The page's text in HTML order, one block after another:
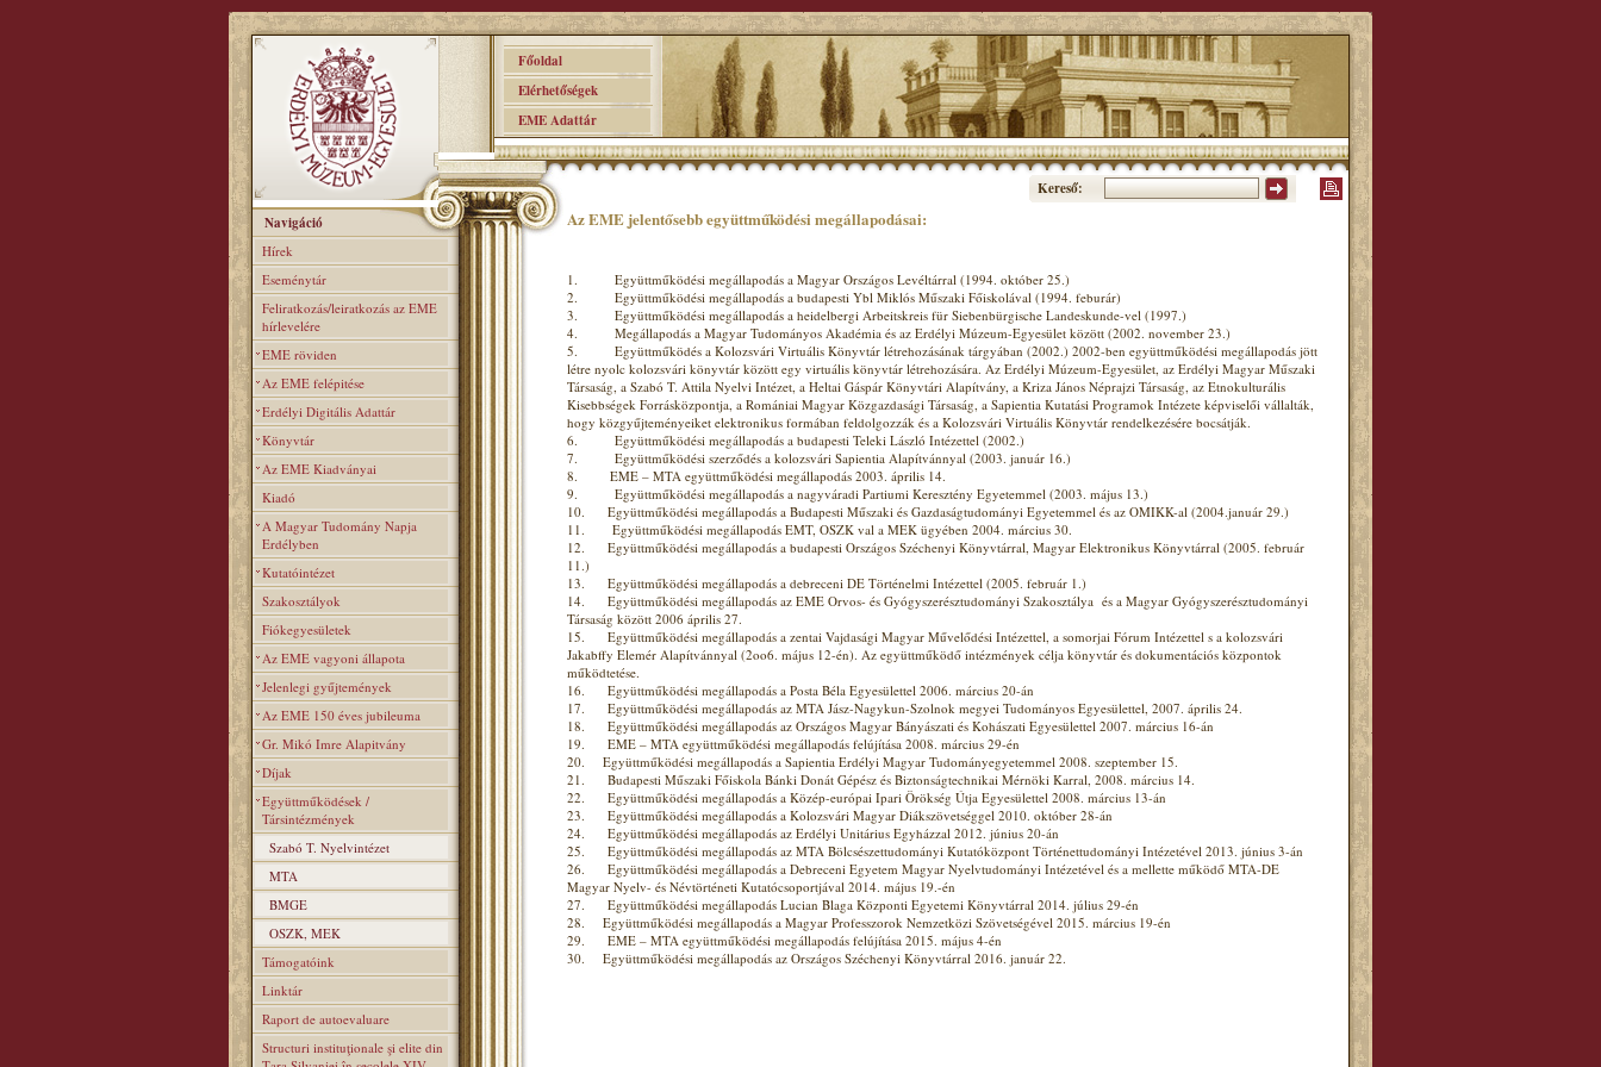
Főoldal
Elérhetőségek
EME Adattár
Kereső:
Navigáció
Hírek
Eseménytár
Feliratkozás/leiratkozás az EME
hírlevelére
EME röviden
Az EME felépitése
Erdélyi Digitális Adattár
Könyvtár
Az EME Kiadványai
Kiadó
A Magyar Tudomány Napja
Erdélyben
Kutatóintézet
Szakosztályok
Fiókegyesületek
Az EME vagyoni állapota
Jelenlegi gyűjtemények
Az EME 150 éves jubileuma
Gr. Mikó Imre Alapitvány
Díjak
Együttműködések /
Társintézmények
Szabó T. Nyelvintézet
MTA
BMGE
OSZK, MEK
Támogatóink
Linktár
Raport de autoevaluare
Structuri instituţionale şi elite din
Az EME jelentősebb együttműködési megállapodásai:
1. Együttműködési megállapodás a Magyar Országos Levéltárral (1994. október 25.)
2. Együttműködési megállapodás a budapesti Ybl Miklós Műszaki Főiskolával (1994. feburár)
3. Együttműködési megállapodás a heidelbergi Arbeitskreis für Siebenbürgische Landeskunde-vel (1997.)
4. Megállapodás a Magyar Tudományos Akadémia és az Erdélyi Múzeum-Egyesület között (2002. november 23.)
5. Együttműködés a Kolozsvári Virtuális Könyvtár létrehozásának tárgyában (2002.) 2002-ben együttműködési megállapodás jött
létre nyolc kolozsvári könyvtár között egy virtuális könyvtár létrehozására. Az Erdélyi Múzeum-Egyesület, az Erdélyi Magyar Műszaki
Társaság, a Szabó T. Attila Nyelvi Intézet, a Heltai Gáspár Könyvtári Alapítvány, a Kriza János Néprajzi Társaság, az Etnokulturális
Kisebbségek Forrásközpontja, a Romániai Magyar Közgazdasági Társaság, a Sapientia Kutatási Programok Intézete képviselői vállalták,
hogy közgyűjteményeiket elektronikus formában feldolgozzák és a Kolozsvári Virtuális Könyvtár rendelkezésére bocsátják.
6. Együttműködési megállapodás a budapesti Teleki László Intézettel (2002.)
7. Együttműködési szerződés a kolozsvári Sapientia Alapítvánnyal (2003. január 16.)
8. EME – MTA együttműködési megállapodás 2003. április 14.
9. Együttműködési megállapodás a nagyváradi Partiumi Keresztény Egyetemmel (2003. május 13.)
10. Együttműködési megállapodás a Budapesti Műszaki és Gazdaságtudományi Egyetemmel és az OMIKK-al (2004.január 29.)
11. Együttműködési megállapodás EMT, OSZK val a MEK ügyében 2004. március 30.
12. Együttműködési megállapodás a budapesti Országos Széchenyi Könyvtárral, Magyar Elektronikus Könyvtárral (2005. február
11.)
13. Együttműködési megállapodás a debreceni DE Történelmi Intézettel (2005. február 1.)
14. Együttműködési megállapodás az EME Orvos- és Gyógyszerésztudományi Szakosztálya és a Magyar Gyógyszerésztudományi
Társaság között 2006 április 27.
15. Együttműködési megállapodás a zentai Vajdasági Magyar Művelődési Intézettel, a somorjai Fórum Intézettel s a kolozsvári
Jakabffy Elemér Alapítvánnyal (2oo6. május 12-én). Az együttműködő intézmények célja könyvtár és dokumentációs központok
működtetése.
16. Együttműködési megállapodás a Posta Béla Egyesülettel 2006. március 20-án
17. Együttműködési megállapodás az MTA Jász-Nagykun-Szolnok megyei Tudományos Egyesülettel, 2007. április 24.
18. Együttműködési megállapodás az Országos Magyar Bányászati és Kohászati Egyesülettel 2007. március 16-án
19. EME – MTA együttműködési megállapodás felújítása 2008. március 29-én
20. Együttműködési megállapodás a Sapientia Erdélyi Magyar Tudományegyetemmel 2008. szeptember 15.
21. Budapesti Műszaki Főiskola Bánki Donát Gépész és Biztonságtechnikai Mérnöki Karral, 2008. március 14.
22. Együttműködési megállapodás a Közép-európai Ipari Örökség Útja Egyesülettel 2008. március 13-án
23. Együttműködési megállapodás a Kolozsvári Magyar Diákszövetséggel 2010. október 28-án
24. Együttműködési megállapodás az Erdélyi Unitárius Egyházzal 2012. június 20-án
25. Együttműködési megállapodás az MTA Bölcsészettudományi Kutatóközpont Történettudományi Intézetével 2013. június 3-án
26. Együttműködési megállapodás a Debreceni Egyetem Magyar Nyelvtudományi Intézetével és a mellette működő MTA-DE
Magyar Nyelv- és Névtörténeti Kutatócsoportjával 2014. május 19.-én
27. Együttműködési megállapodás Lucian Blaga Központi Egyetemi Könyvtárral 2014. július 29-én
28. Együttműködési megállapodás a Magyar Professzorok Nemzetközi Szövetségével 2015. március 19-én
29. EME – MTA együttműködési megállapodás felújítása 2015. május 4-én
30. Együttműködési megállapodás az Országos Széchenyi Könyvtárral 2016. január 22.